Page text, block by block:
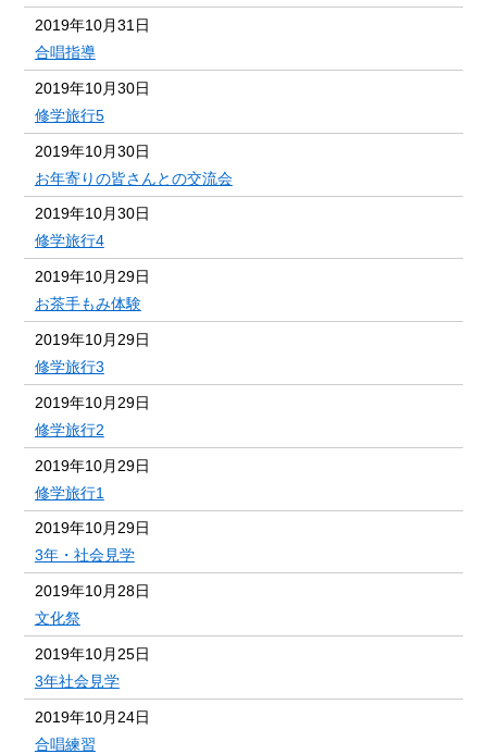
2019年10月31日
合唱指導
2019年10月30日
修学旅行5
2019年10月30日
お年寄りの皆さんとの交流会
2019年10月30日
修学旅行4
2019年10月29日
お茶手もみ体験
2019年10月29日
修学旅行3
2019年10月29日
修学旅行2
2019年10月29日
修学旅行1
2019年10月29日
3年・社会見学
2019年10月28日
文化祭
2019年10月25日
3年社会見学
2019年10月24日
合唱練習